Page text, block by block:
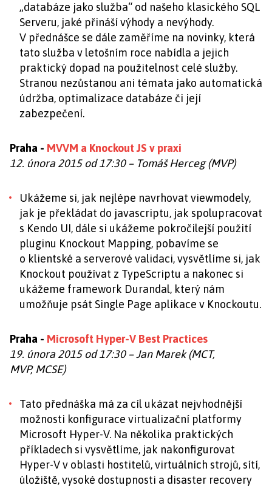
„databáze jako služba“ od našeho klasického SQL
Serveru, jaké přináší výhody a nevýhody.
V přednášce se dále zaměříme na novinky, která
tato služba v letošním roce nabídla a jejich
praktický dopad na použitelnost celé služby.
Stranou nezůstanou ani témata jako automatická
údržba, optimalizace databáze či její
zabezpečení.
Praha - MVVM a Knockout JS v praxi
12. února 2015 od 17:30 – Tomáš Herceg (MVP)
Ukážeme si, jak nejlépe navrhovat viewmodely,
jak je překládat do javascriptu, jak spolupracovat
s Kendo UI, dále si ukážeme pokročilejší použití
pluginu Knockout Mapping, pobavíme se
o klientské a serverové validaci, vysvětlíme si, jak
Knockout používat z TypeScriptu a nakonec si
ukážeme framework Durandal, který nám
umožňuje psát Single Page aplikace v Knockoutu.
Praha - Microsoft Hyper-V Best Practices
19. února 2015 od 17:30 – Jan Marek (MCT,
MVP, MCSE)
Tato přednáška má za cíl ukázat nejvhodnější
možnosti konfigurace virtualizační platformy
Microsoft Hyper-V. Na několika praktických
příkladech si vysvětlíme, jak nakonfigurovat
Hyper-V v oblasti hostitelů, virtuálních strojů, sítí,
úložiště, vysoké dostupnosti a disaster recovery